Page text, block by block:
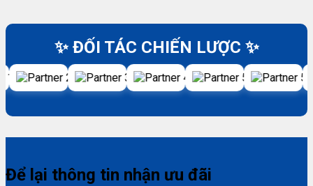
✨ ĐỐI TÁC CHIẾN LƯỢC ✨
Để lại thông tin nhận ưu đãi